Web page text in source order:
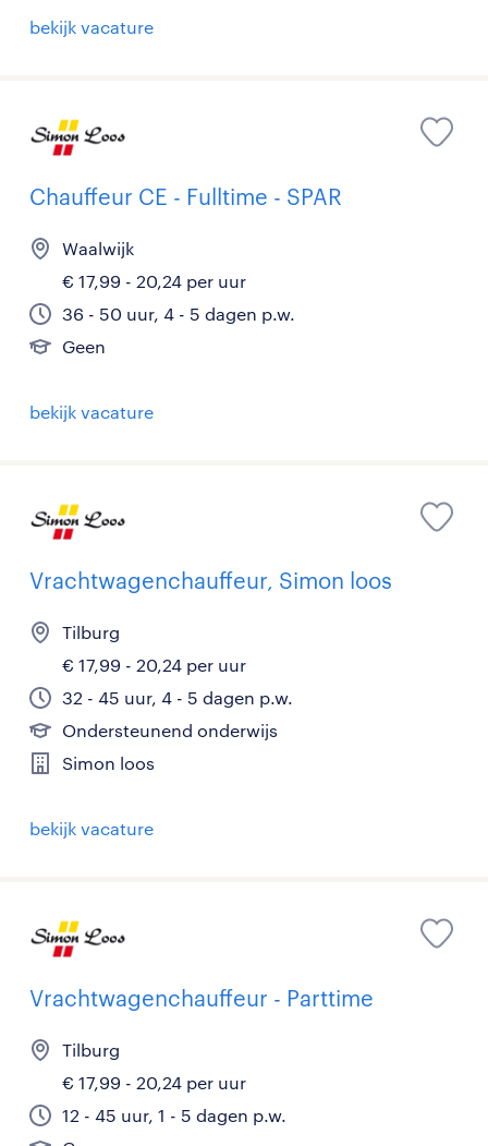
bekijk vacature
Chauffeur CE - Fulltime - SPAR
Waalwijk
€ 17,99 - 20,24 per uur
36 - 50 uur, 4 - 5 dagen p.w.
Geen
bekijk vacature
Vrachtwagenchauffeur, Simon loos
Tilburg
€ 17,99 - 20,24 per uur
32 - 45 uur, 4 - 5 dagen p.w.
Ondersteunend onderwijs
Simon loos
bekijk vacature
Vrachtwagenchauffeur - Parttime
Tilburg
€ 17,99 - 20,24 per uur
12 - 45 uur, 1 - 5 dagen p.w.